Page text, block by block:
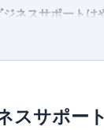
ジネスサポート
ト2. 利用限度額が
スサポー